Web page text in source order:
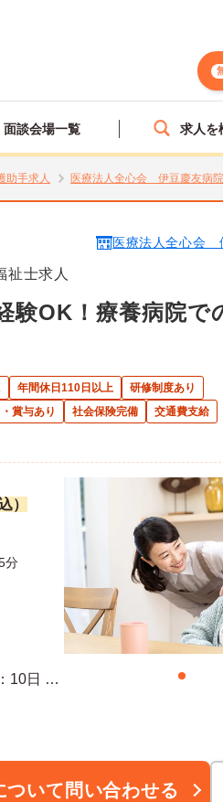
面談会場一覧 求人を
助手求人 医療法人全心会 伊豆慶友病
医療法人全心会
祉士求人
験OK！療養病院で
年間休日110日以上
研修制度あり
賞与あり 社会保険完備
交通費支給
）
分
ついて問い合わせる